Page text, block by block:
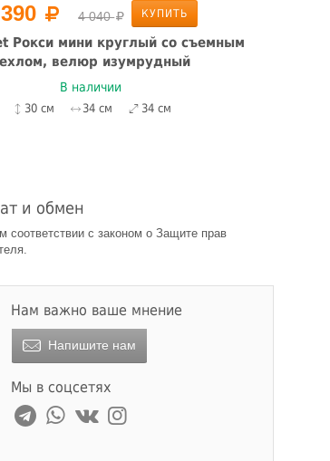
4 040 КУПИТЬ
Рокси мини круглый со съемным
велюр изумрудный
В наличии
30 см 34 см 34 см
и обмен
соответствии с законом о Защите прав
Нам важно ваше мнение
Напишите нам
Мы в соцсетях